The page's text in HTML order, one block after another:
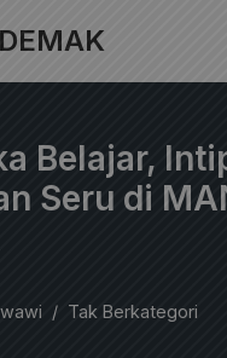
Belajar,
Seru di
Tak Berkategori